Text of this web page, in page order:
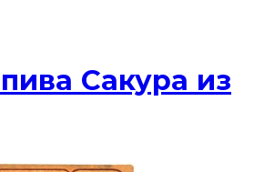
Сакура из